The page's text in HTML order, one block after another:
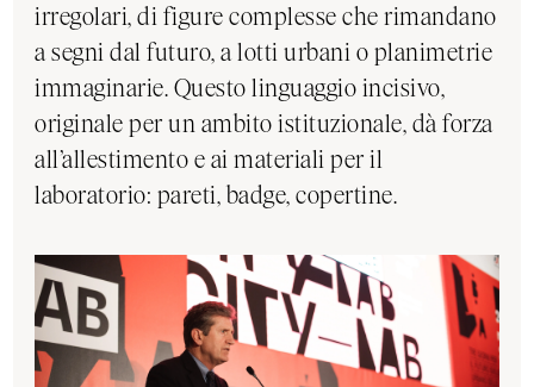
irregolari, di figure complesse che rimandano
a segni dal futuro, a lotti urbani o planimetrie
immaginarie. Questo linguaggio incisivo,
originale per un ambito istituzionale, dà forza
all’allestimento e ai materiali per il
laboratorio: pareti, badge, copertine.